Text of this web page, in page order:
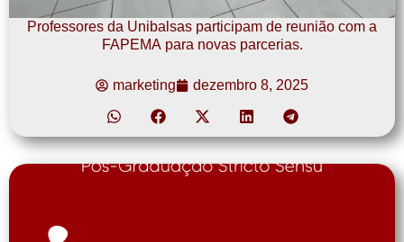
Professores da Unibalsas participam de reunião com a
FAPEMA para novas parcerias.
marketing dezembro 8, 2025